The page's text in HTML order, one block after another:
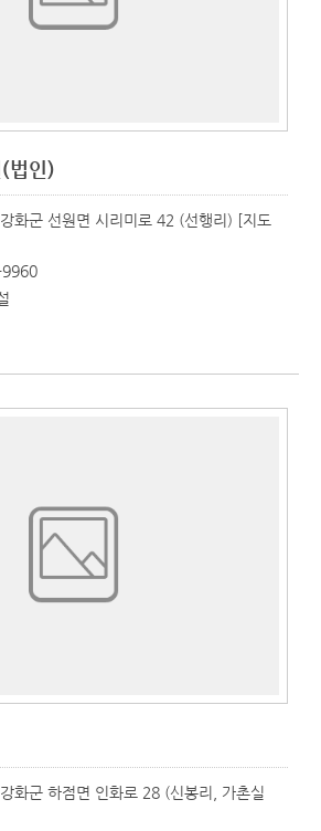
법인)
화군 선원면 시리미로 42 (선행리) [지도
9960
화군 하점면 인화로 28 (신봉리, 가촌실